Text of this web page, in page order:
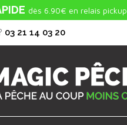
dès 6.90€ en relais pickup
03 21 14 03 20